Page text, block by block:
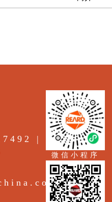
|
微信小程序